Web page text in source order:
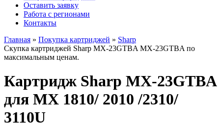
Оставить заявку
Работа с регионами
Контакты
Главная » Покупка картриджей » Sharp
Скупка картриджей Sharp MX-23GTBA MX-23GTBA по
максимальным ценам.
Картридж Sharp MX-23GTBA
для MX 1810/ 2010 /2310/
3110U